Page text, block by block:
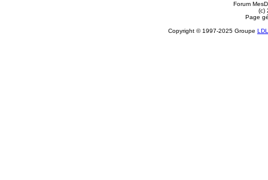
Forum
(c)
Page
Copyright © 1997-2025 Groupe